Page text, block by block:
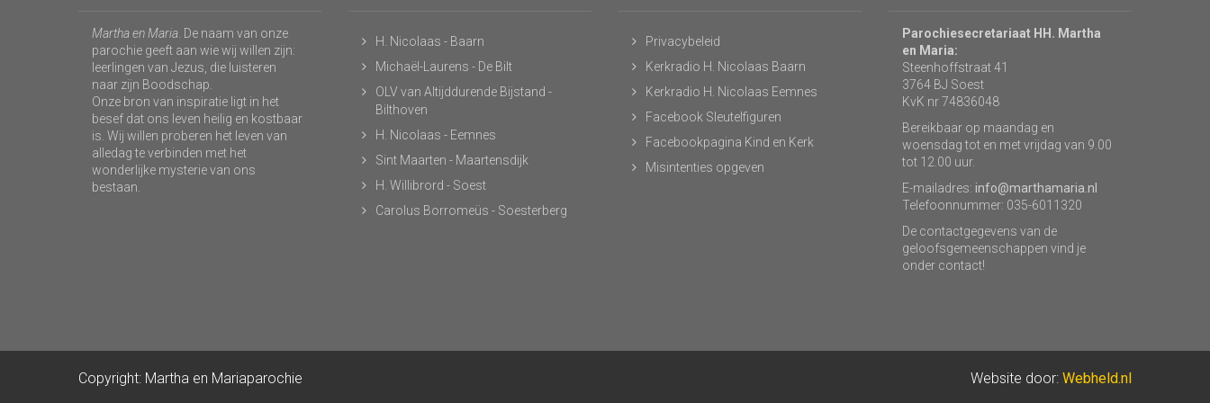
Martha en Maria . De naam van onze
parochie geeft aan wie wij willen zijn:
leerlingen van Jezus, die luisteren
naar zijn Boodschap.
Onze bron van inspiratie ligt in het
besef dat ons leven heilig en kostbaar
is. Wij willen proberen het leven van
alledag te verbinden met het
wonderlijke mysterie van ons
bestaan.
H. Nicolaas - Baarn
Michaël-Laurens - De Bilt
OLV van Altijddurende Bijstand -
Bilthoven
H. Nicolaas - Eemnes
Sint Maarten - Maartensdijk
H. Willibrord - Soest
Carolus Borromeüs - Soesterberg
Privacybeleid
Kerkradio H. Nicolaas Baarn
Kerkradio H. Nicolaas Eemnes
Facebook Sleutelfiguren
Facebookpagina Kind en Kerk
Misintenties opgeven
Parochiesecretariaat HH. Martha
en Maria:
Steenhoffstraat 41
3764 BJ Soest
KvK nr 74836048
Bereikbaar op maandag en
woensdag tot en met vrijdag van 9.00
tot 12.00 uur.
E-mailadres: info@marthamaria.nl
Telefoonnummer: 035-6011320
De contactgegevens van de
geloofsgemeenschappen vind je
onder contact!
Copyright: Martha en Mariaparochie Website door: Webheld.nl